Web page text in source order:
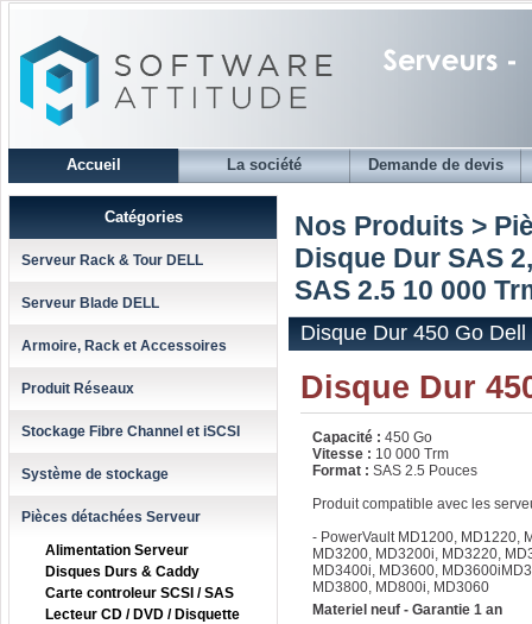
Accueil La société Demande de devis
Catégories
Serveur Rack & Tour DELL
Serveur Blade DELL
Armoire, Rack et Accessoires
Produit Réseaux
Stockage Fibre Channel et iSCSI
Système de stockage
Pièces détachées Serveur
Alimentation Serveur
Disques Durs & Caddy
Carte controleur SCSI / SAS
Lecteur CD / DVD / Disquette
Nos Produits >
Disque Dur SAS
SAS 2.5 10 000
Disque Dur 450 Go
Disque Dur
Capacité : 450 Go
Vitesse : 10 000 Trm
Format : SAS 2.5 Pouces
Produit compatible avec les
- PowerVault MD1200, MD1220,
MD3200, MD3200i, MD3220,
MD3400i, MD3600,
MD3800, MD800i, MD3060
Materiel neuf - Garantie 1 an